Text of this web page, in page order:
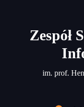
Zespół
im. prof.